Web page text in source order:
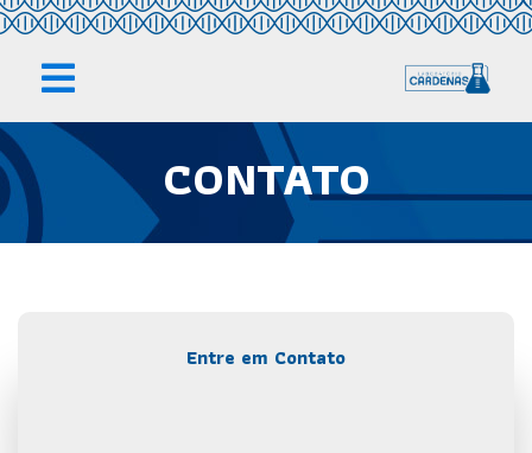
CONTATO
Entre em Contato